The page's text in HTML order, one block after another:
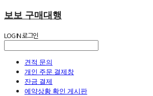
보보 구매대행
LOG IN로그인
견적 문의
개인 주문 결제창
잔금 결제
예약상황 확인 게시판